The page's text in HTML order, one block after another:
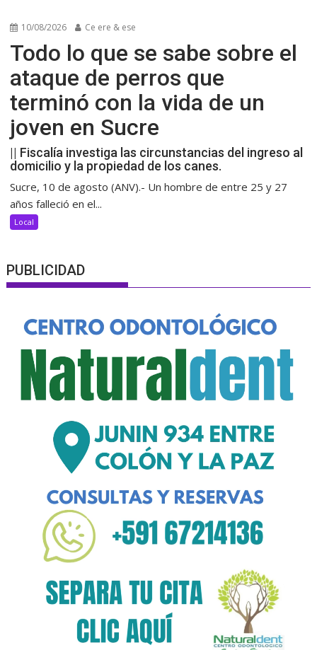
10/08/2026 Ce ere & ese
Todo lo que se sabe sobre el
ataque de perros que
terminó con la vida de un
joven en Sucre
|| Fiscalía investiga las circunstancias del ingreso al
domicilio y la propiedad de los canes.
Sucre, 10 de agosto (ANV).- Un hombre de entre 25 y 27
años falleció en el...
Local
PUBLICIDAD